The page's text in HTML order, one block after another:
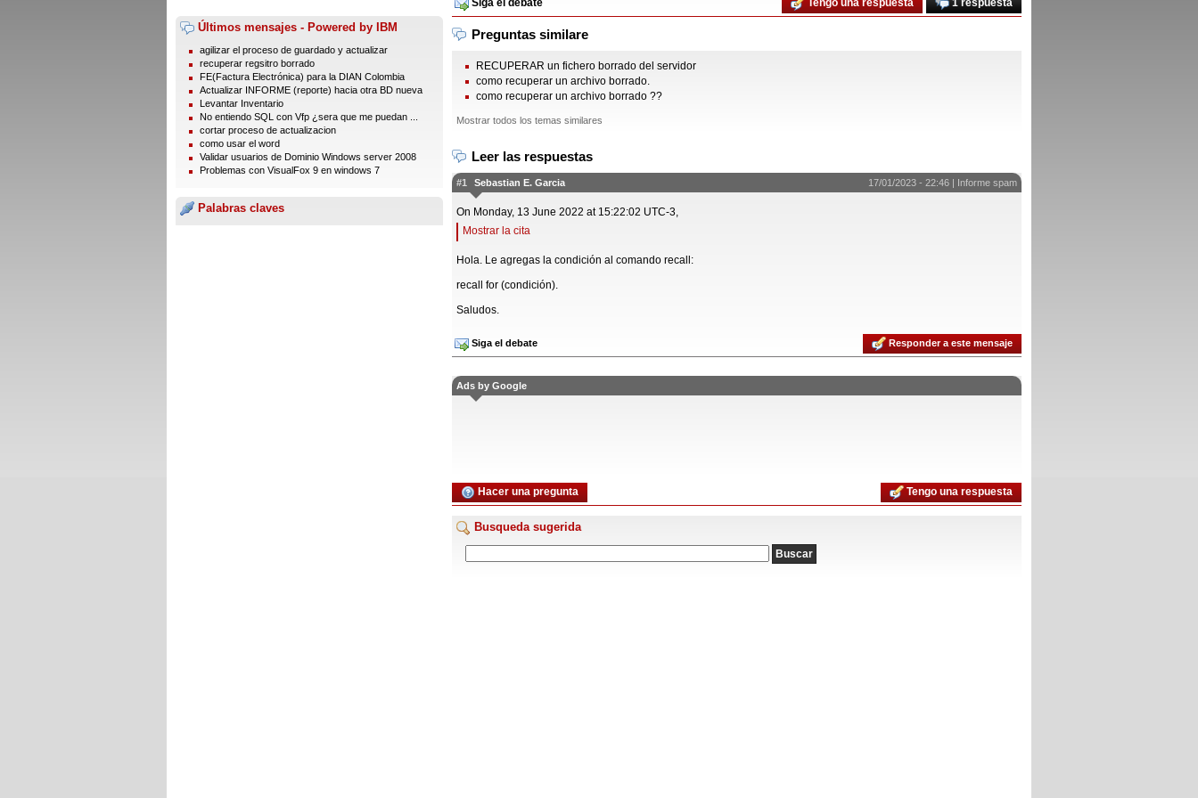
Últimos mensajes - Powered by IBM
agilizar el proceso de guardado y actualizar
recuperar regsitro borrado
FE(Factura Electrónica) para la DIAN Colombia
Actualizar INFORME (reporte) hacia otra BD nueva
Levantar Inventario
No entiendo SQL con Vfp ¿sera que me puedan ...
cortar proceso de actualizacion
como usar el word
Validar usuarios de Dominio Windows server 2008
Problemas con VisualFox 9 en windows 7
Palabras claves
Siga el debate 1 respuesta
Tengo una respuesta
Preguntas similare
RECUPERAR un fichero borrado del servidor
como recuperar un archivo borrado.
como recuperar un archivo borrado ??
Mostrar todos los temas similares
Leer las respuestas
#1 Sebastian E. Garcia 17/01/2023 - 22:46 | Informe spam
On Monday, 13 June 2022 at 15:22:02 UTC-3,
Mostrar la cita
Hola. Le agregas la condición al comando recall:
recall for (condición).
Saludos.
Siga el debate Responder a este mensaje
Ads by Google
Hacer una pregunta Tengo una respuesta
Busqueda sugerida